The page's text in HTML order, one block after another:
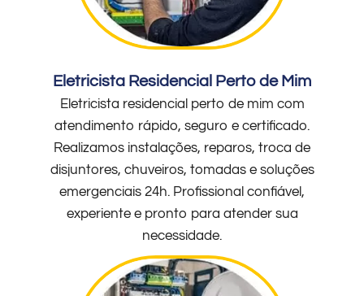
Eletricista Residencial Perto de Mim
Eletricista residencial perto de mim com
atendimento rápido, seguro e certificado.
Realizamos instalações, reparos, troca de
disjuntores, chuveiros, tomadas e soluções
emergenciais 24h. Profissional confiável,
experiente e pronto para atender sua
necessidade.